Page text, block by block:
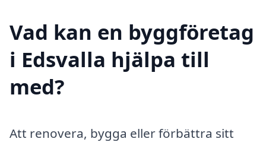
Vad kan en byggföretag
i Edsvalla hjälpa till
med?
Att renovera, bygga eller förbättra sitt